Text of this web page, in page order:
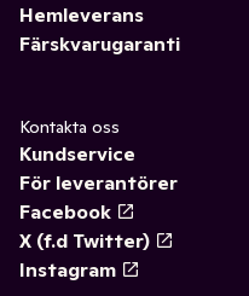
Hemleverans
Färskvarugaranti
Kontakta oss
Kundservice
För leverantörer
Facebook
X (f.d Twitter)
Instagram